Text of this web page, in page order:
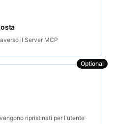
il Server MCP
Optional
ripristinati per l'utente